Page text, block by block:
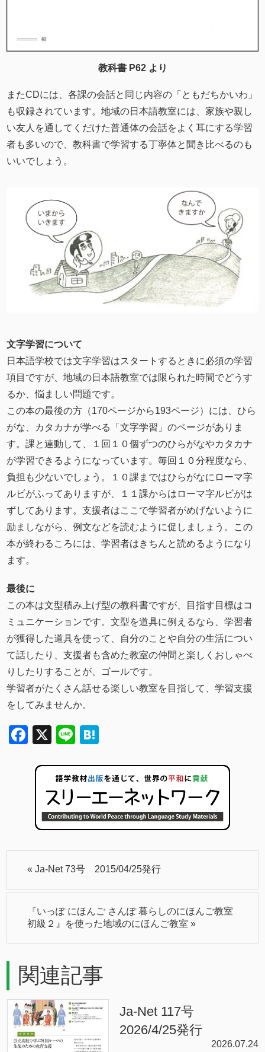
教科書 P62 より
またCDには、各課の会話と同じ内容の「ともだちかいわ」
も収録されています。地域の日本語教室には、家族や親し
い友人を通してくだけた普通体の会話をよく耳にする学習
者も多いので、教科書で学習する丁寧体と聞き比べるのも
いいでしょう。
文字学習について
日本語学校では文字学習はスタートするときに必須の学習
項目ですが、地域の日本語教室では限られた時間でどうす
るか、悩ましい問題です。
この本の最後の方（170ページから193ページ）には、ひら
がな、カタカナが学べる「文字学習」のページがありま
す。課と連動して、１回１０個ずつのひらがなやカタカナ
が学習できるようになっています。毎回１０分程度なら、
負担も少ないでしょう。１０課まではひらがなにローマ字
ルビがふってありますが、１１課からはローマ字ルビがは
ずしてあります。支援者はここで学習者がめげないように
励ましながら、例文などを読むように促しましょう。この
本が終わるころには、学習者はきちんと読めるようになり
ます。
最後に
この本は文型積み上げ型の教科書ですが、目指す目標はコ
ミュニケーションです。文型を道具に例えるなら、学習者
が獲得した道具を使って、自分のことや自分の生活につい
て話したり、支援者も含めた教室の仲間と楽しくおしゃべ
りしたりすることが、ゴールです。
学習者がたくさん話せる楽しい教室を目指して、学習支援
をしてみませんか。
Facebook
X Line
«Ja-Net 73号 2015/04/25発行
『いっぽ にほんご さんぽ 暮らしのにほんご教室
初級２』を使った地域のにほんご教室 »
関連記事
Ja-Net 117号
2026/4/25発行
2026.07.24